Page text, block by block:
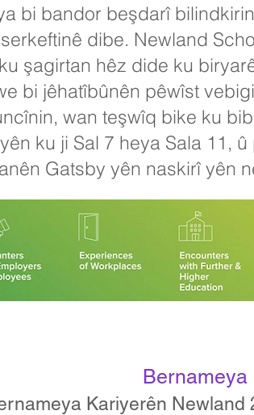
bi bandor beşdarî
dibe. Newland
şagirtan hêz dide ku
bi jêhatîbûnên pêwîst
wan teşwîq bike ku
ku ji Sal 7 heya Sala 11,
Gatsby yên naskirî yên
Bernameya
Kariyerên Newland